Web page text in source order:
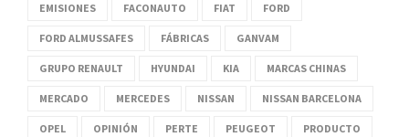
EMISIONES FACONAUTO FIAT FORD
FORD ALMUSSAFES FÁBRICAS GANVAM
GRUPO RENAULT HYUNDAI KIA MARCAS CHINAS
MERCADO MERCEDES NISSAN NISSAN BARCELONA
OPEL OPINIÓN PERTE PEUGEOT PRODUCTO